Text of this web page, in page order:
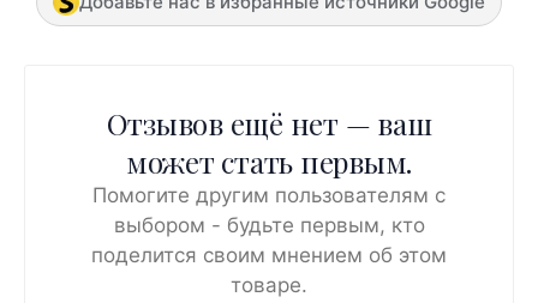
Отзывов ещё нет — ваш
может стать первым.
Помогите другим пользователям с
выбором - будьте первым, кто
поделится своим мнением об этом
товаре.